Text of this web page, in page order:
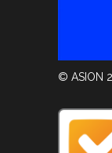
© ASION